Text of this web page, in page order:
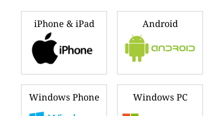
iPhone & iPad Android
Windows Phone Windows PC